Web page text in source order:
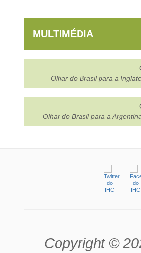
MULTIMÉDIA
Olhar do Brasil para a
Olhar do Brasil para a
Copyright ©